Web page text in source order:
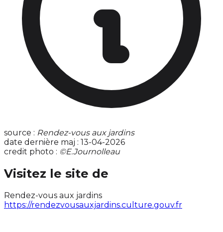
source : Rendez-vous aux jardins
date dernière maj : 13-04-2026
credit photo : ©E.Journolleau
Visitez le site de
Rendez-vous aux jardins
https://rendezvousauxjardins.culture.gouv.fr